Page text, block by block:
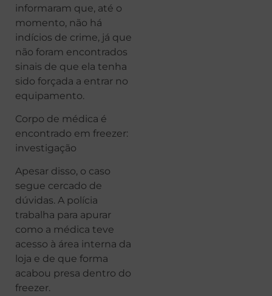
informaram que, até o
momento, não há
indícios de crime, já que
não foram encontrados
sinais de que ela tenha
sido forçada a entrar no
equipamento.
Corpo de médica é
encontrado em freezer:
investigação
Apesar disso, o caso
segue cercado de
dúvidas. A polícia
trabalha para apurar
como a médica teve
acesso à área interna da
loja e de que forma
acabou presa dentro do
freezer.